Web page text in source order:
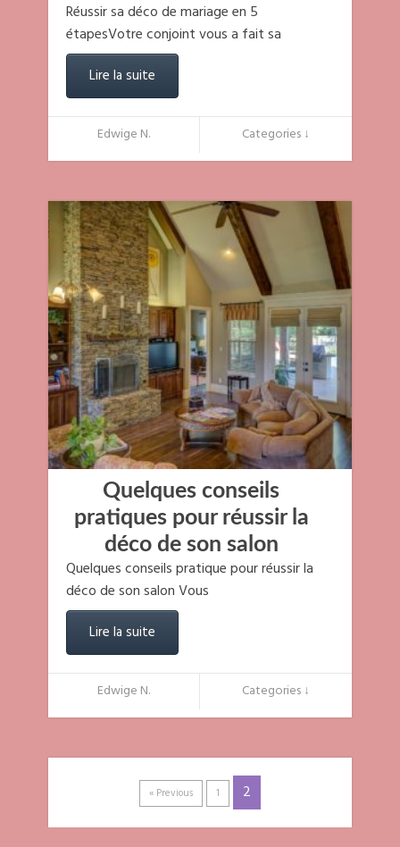
Réussir sa déco de mariage en 5
étapesVotre conjoint vous a fait sa
Lire la suite
Edwige N. Categories ↓
Quelques conseils
pratiques pour réussir la
déco de son salon
Quelques conseils pratique pour réussir la
déco de son salon Vous
Lire la suite
Edwige N. Categories ↓
« Previous 1 2